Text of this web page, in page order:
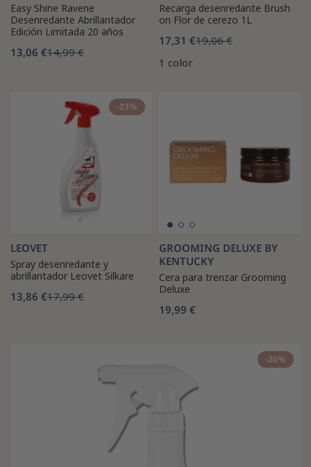
Easy Shine Ravene
Desenredante Abrillantador
Edición Limitada 20 años
13,06 €14,99 €
Recarga desenredante Brush
on Flor de cerezo 1L
17,31 €19,06 €
1 color
-23%
LEOVET
Spray desenredante y
abrillantador Leovet Silkare
13,86 €17,99 €
GROOMING DELUXE BY
KENTUCKY
Cera para trenzar Grooming
Deluxe
19,99 €
-20%